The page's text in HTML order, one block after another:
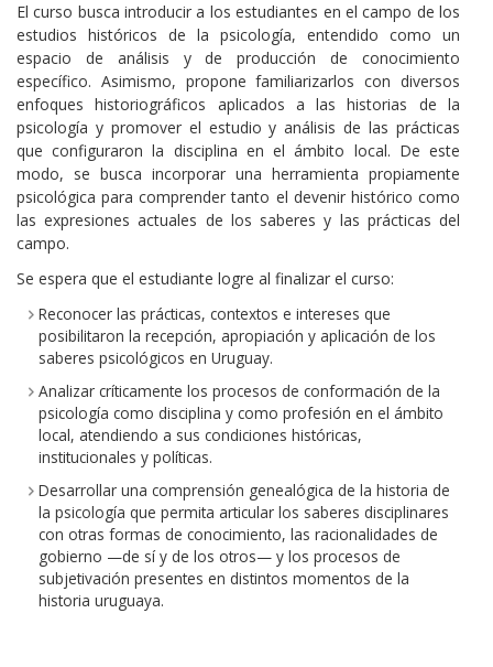
El curso busca introducir a los estudiantes en el campo de los
estudios históricos de la psicología, entendido como un
espacio de análisis y de producción de conocimiento
específico. Asimismo, propone familiarizarlos con diversos
enfoques historiográficos aplicados a las historias de la
psicología y promover el estudio y análisis de las prácticas
que configuraron la disciplina en el ámbito local. De este
modo, se busca incorporar una herramienta propiamente
psicológica para comprender tanto el devenir histórico como
las expresiones actuales de los saberes y las prácticas del
campo.
Se espera que el estudiante logre al finalizar el curso:
Reconocer las prácticas, contextos e intereses que
posibilitaron la recepción, apropiación y aplicación de los
saberes psicológicos en Uruguay.
Analizar críticamente los procesos de conformación de la
psicología como disciplina y como profesión en el ámbito
local, atendiendo a sus condiciones históricas,
institucionales y políticas.
Desarrollar una comprensión genealógica de la historia de
la psicología que permita articular los saberes disciplinares
con otras formas de conocimiento, las racionalidades de
gobierno —de sí y de los otros— y los procesos de
subjetivación presentes en distintos momentos de la
historia uruguaya.